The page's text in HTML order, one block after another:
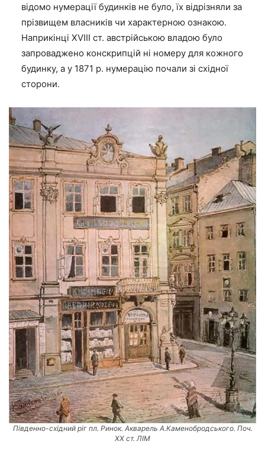
відомо нумерації будинків не було, їх відрізняли за
прізвищем власників чи характерною ознакою.
Наприкінці ХVІІІ ст. австрійською владою було
запроваджено конскрипцій ні номеру для кожного
будинку, а у 1871 р. нумерацію почали зі східної
сторони.
Південно-східний ріг пл. Ринок. Акварель А.Каменобродського. Поч.
XX ст. ЛІМ